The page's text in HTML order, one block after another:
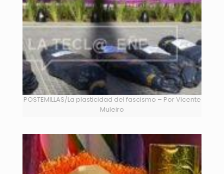
POSTEMILLAS/La plasticidad del fascismo – Por Vicente
Muleiro